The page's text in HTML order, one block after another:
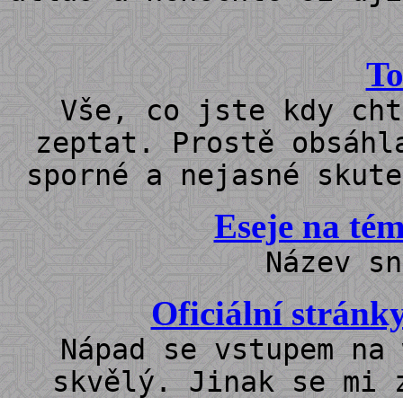
Vše, co jste kdy
zeptat. Prostě
sporné a nejasné
Eseje na
Název
Oficiální
Nápad se vstupem
skvělý. Jinak se mi